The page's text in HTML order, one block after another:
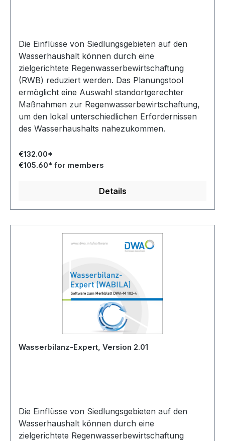
Die Einflüsse von Siedlungsgebieten auf den
Wasserhaushalt können durch eine
zielgerichtete Regenwasserbewirtschaftung
(RWB) reduziert werden. Das Planungstool
ermöglicht eine Auswahl standortgerechter
Maßnahmen zur Regenwasserbewirtschaftung,
um den lokal unterschiedlichen Erfordernissen
des Wasserhaushalts nahezukommen.
€132.00*
€105.60* for members
Details
Wasserbilanz-Expert, Version 2.01
Die Einflüsse von Siedlungsgebieten auf den
Wasserhaushalt können durch eine
zielgerichtete Regenwasserbewirtschaftung